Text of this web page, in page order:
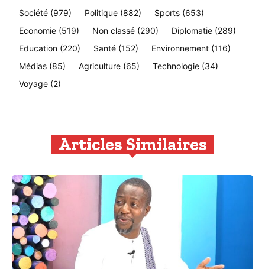
Société (979) Politique (882) Sports (653)
Economie (519) Non classé (290) Diplomatie (289)
Education (220) Santé (152) Environnement (116)
Médias (85) Agriculture (65) Technologie (34)
Voyage (2)
Articles Similaires